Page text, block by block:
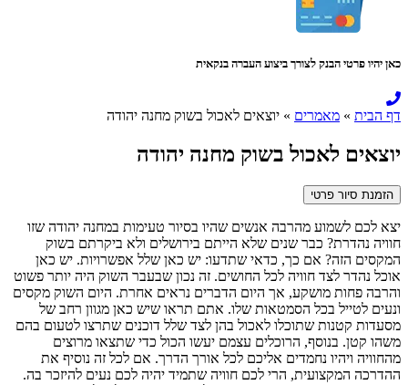
כאן יהיו פרטי הבנק לצורך ביצוע העברה בנקאית
דף הבית » מאמרים » יוצאים לאכול בשוק מחנה יהודה
יוצאים לאכול בשוק מחנה יהודה
הזמנת סיור פרטי
יצא לכם לשמוע מהרבה אנשים שהיו בסיור טעימות במחנה יהודה שזו
חוויה נהדרת? כבר שנים שלא הייתם בירושלים ולא ביקרתם בשוק
המקסים הזה? אם כך, כדאי שתדעו: יש כאן שלל אפשרויות. יש כאן
אוכל נהדר לצד חוויה לכל החושים. זה נכון שבעבר השוק היה יותר פשוט
והרבה פחות מושקע, אך היום הדברים נראים אחרת. היום השוק מקסים
ונעים לטייל בכל הסמטאות שלו. אתם תראו שיש כאן מגוון רחב של
מסעדות קטנות שתוכלו לאכול בהן לצד שלל דוכנים שתרצו לטעום בהם
משהו קטן. בנוסף, הרוכלים עצמם יעשו הכול כדי שתצאו מרוצים
מהחוויה ויהיו נחמדים אליכם לכל אורך הדרך. אם לכל זה נוסיף את
ההדרכה המקצועית, הרי לכם חוויה שתמיד יהיה לכם נעים להיזכר בה.